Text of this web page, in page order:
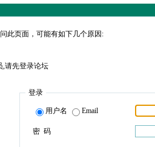
此页面，可能有如下几个原因:
,请先登录论坛
登录
用户名 Email
密 码